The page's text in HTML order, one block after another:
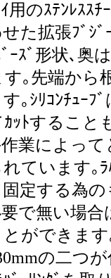
用のｽﾃﾝﾚｽｽﾁ
た拡張ﾌﾞｼﾞ
ｰｽﾞ形状､奥
｡先端から
｡ｼﾘｺﾝﾁｭｰﾌ
ｯﾄすること
業によって
ています｡ﾗ
定する為の
要で無い場合
ができます
の二つ